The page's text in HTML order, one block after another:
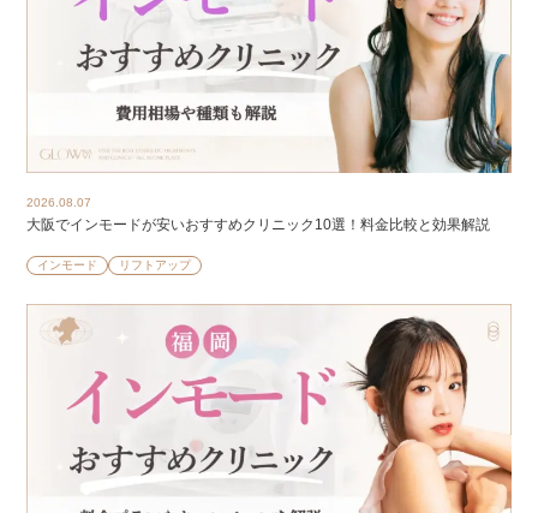
2026.08.07
大阪でインモードが安いおすすめクリニック10選！料金比較と効果解説
インモード リフトアップ